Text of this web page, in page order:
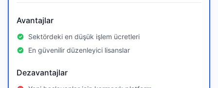
Avantajlar
Sektördeki en düşük işlem ücretleri
En güvenilir düzenleyici lisanslar
Dezavantajlar